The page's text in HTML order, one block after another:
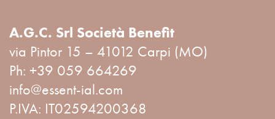
A.G.C. Srl Società Benefit
via Pintor 15 – 41012 Carpi (MO)
Ph: +39 059 664269
info@essent-ial.com
P.IVA: IT02594200368